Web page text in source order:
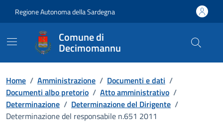
Regione Autonoma della Sardegna
Comune di
Decimomannu
Home / Amministrazione / Documenti e dati /
Documenti albo pretorio / Atto amministrativo /
Determinazione / Determinazione del Dirigente /
Determinazione del responsabile n.651 2011